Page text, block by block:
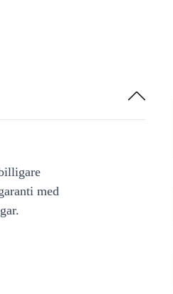
med